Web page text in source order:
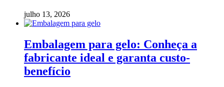
julho 13, 2026
Embalagem para gelo: Conheça a
fabricante ideal e garanta custo-
benefício